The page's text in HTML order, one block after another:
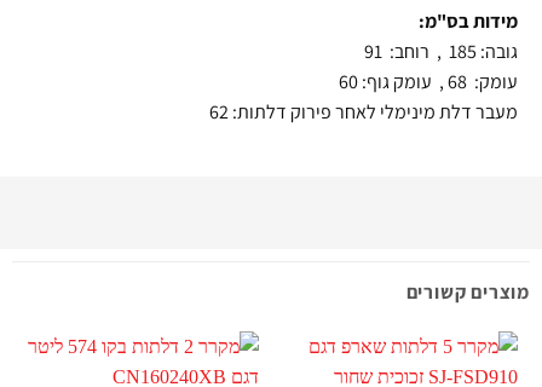
מידות בס"מ:
גובה: 185 , רוחב: 91
עומק: 68 , עומק גוף: 60
מעבר דלת מינימלי לאחר פירוק דלתות: 62
מוצרים קשורים